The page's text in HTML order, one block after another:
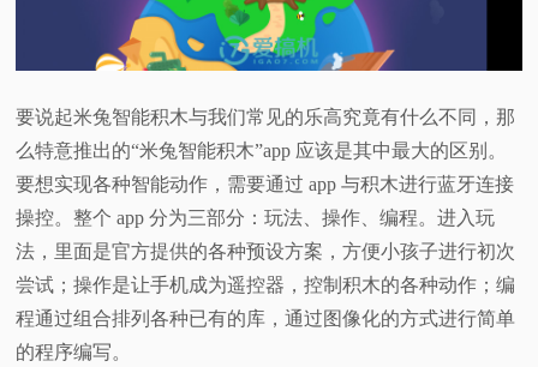
要说起米兔智能积木与我们常见的乐高究竟有什么不同，那
么特意推出的“米兔智能积木”app 应该是其中最大的区别。
要想实现各种智能动作，需要通过 app 与积木进行蓝牙连接
操控。整个 app 分为三部分：玩法、操作、编程。进入玩
法，里面是官方提供的各种预设方案，方便小孩子进行初次
尝试；操作是让手机成为遥控器，控制积木的各种动作；编
程通过组合排列各种已有的库，通过图像化的方式进行简单
的程序编写。